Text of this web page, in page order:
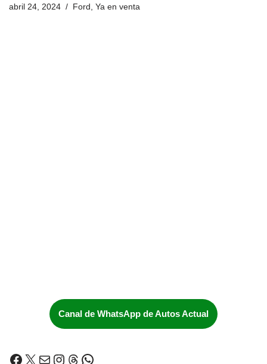
abril 24, 2024 Ford Ya en venta
Canal de WhatsApp de Autos Actual